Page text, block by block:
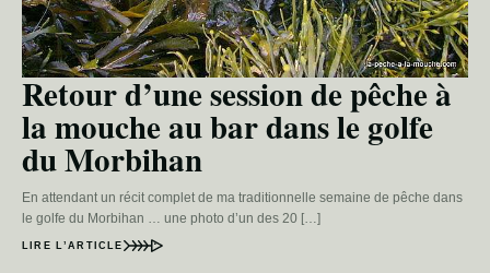
Retour d’une session de pêche à
la mouche au bar dans le golfe
du Morbihan
En attendant un récit complet de ma traditionnelle semaine de pêche dans
le golfe du Morbihan … une photo d’un des 20 […]
LIRE L’ARTICLE